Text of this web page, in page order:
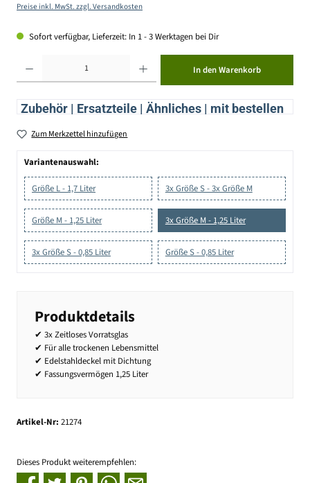
Preise inkl. MwSt. zzgl. Versandkosten
Sofort verfügbar, Lieferzeit: In 1 - 3 Werktagen bei Dir
In den Warenkorb
Zubehör | Ersatzteile | Ähnliches | mit bestellen
Zum Merkzettel hinzufügen
Variantenauswahl:
Größe L - 1,7 Liter 3x Größe S - 3x Größe M
Größe M - 1,25 Liter 3x Größe M - 1,25 Liter
3x Größe S - 0,85 Liter Größe S - 0,85 Liter
Produktdetails
✔ 3x Zeitloses Vorratsglas
✔ Für alle trockenen Lebensmittel
✔ Edelstahldeckel mit Dichtung
✔ Fassungsvermögen 1,25 Liter
Artikel-Nr: 21274
Dieses Produkt weiterempfehlen: